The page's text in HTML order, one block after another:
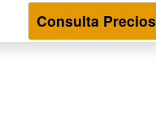
Consulta Precios